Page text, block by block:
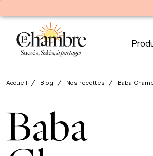
Accueil Blog Nos recettes Baba
Baba